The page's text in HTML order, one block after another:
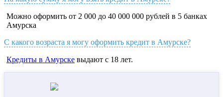
Можно оформить от 2 000 до 40 000 000 рублей в 5 банках
Амурска
С какого возраста я могу оформить кредит в Амурске?
Кредиты в Амурске выдают с 18 лет.